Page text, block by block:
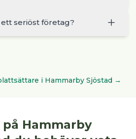
seriöst företag?
i Hammarby Sjöstad→
på Hammarby